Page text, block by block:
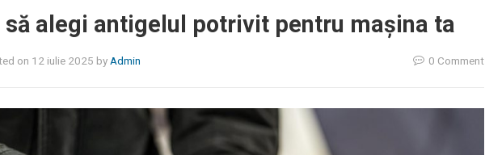
să alegi antigelul potrivit pentru mașina ta
on 12 iulie 2025 by Admin 0 Comment